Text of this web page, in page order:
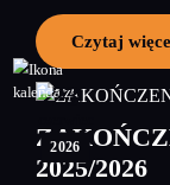
Czytaj
23
2026
2025/2026